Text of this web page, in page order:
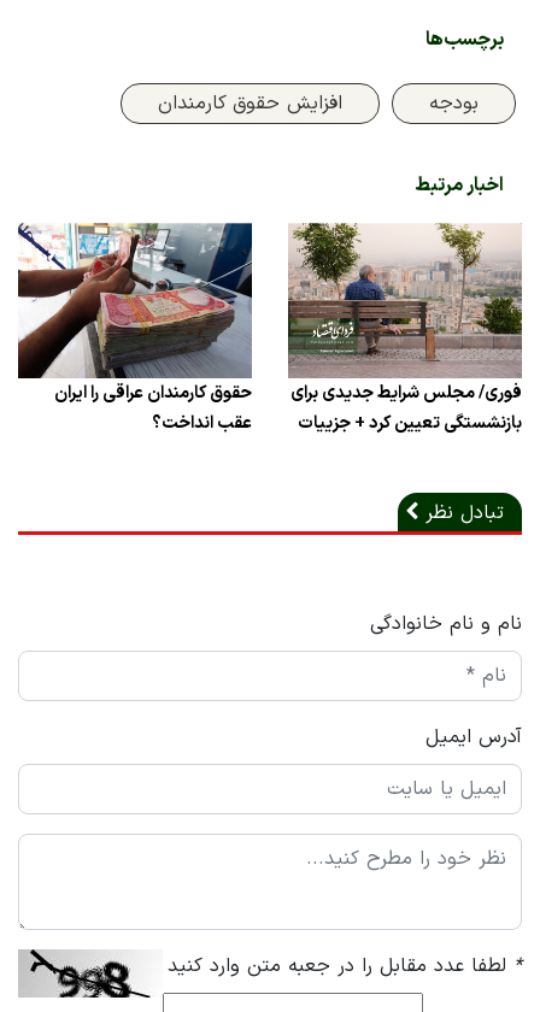
برچسب‌ها
بودجه افزایش حقوق کارمندان
اخبار مرتبط
فوری/ مجلس شرایط جدیدی برای
بازنشستگی تعیین کرد + جزییات
حقوق کارمندان عراقی را ایران
عقب انداخت؟
تبادل نظر
نام و نام خانوادگی
آدرس ایمیل
* لطفا عدد مقابل را در جعبه متن وارد کنید